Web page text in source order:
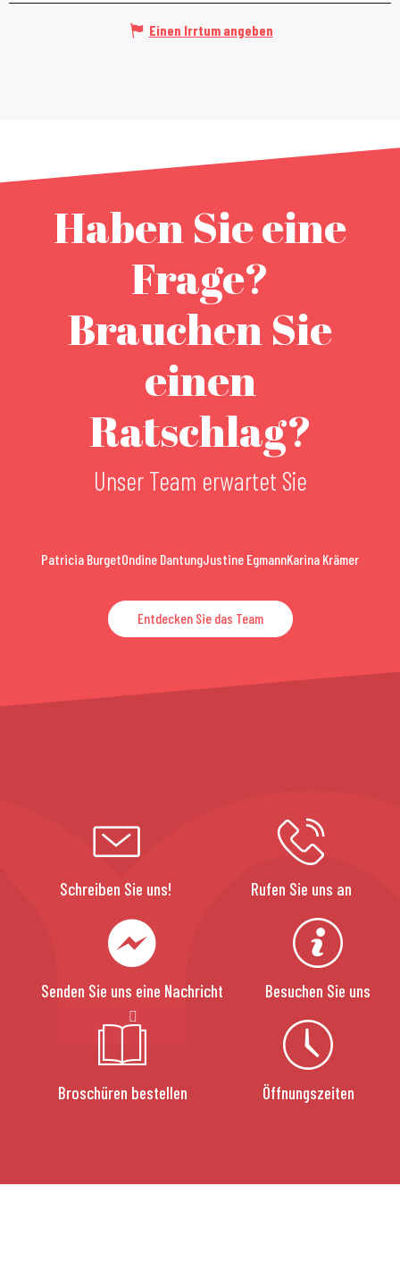
Einen Irrtum angeben
Haben Sie eine
Frage?
Brauchen Sie
einen
Ratschlag?
Unser Team erwartet Sie
Patricia BurgetOndine DantungJustine EgmannKarina Krämer
Entdecken Sie das Team
Schreiben Sie uns! Rufen Sie uns an
Senden Sie uns eine Nachricht Besuchen Sie uns
Broschüren bestellen Öffnungszeiten